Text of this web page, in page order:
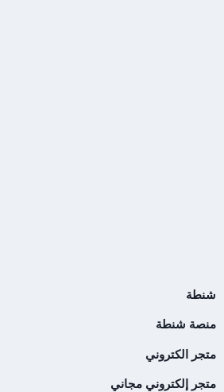
شنطة
منصة شنطة
متجر الكتروني
متجر إلكتروني مجاني